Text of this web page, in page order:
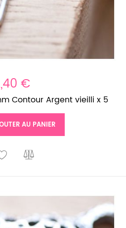
€
Contour Argent vieilli x 5
AU PANIER